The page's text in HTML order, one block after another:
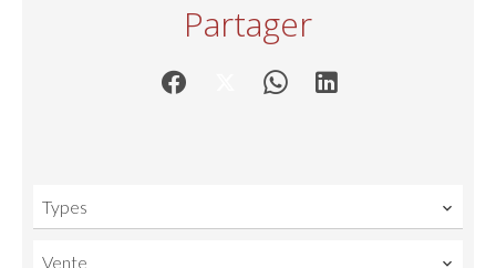
Partager
Types
Vente